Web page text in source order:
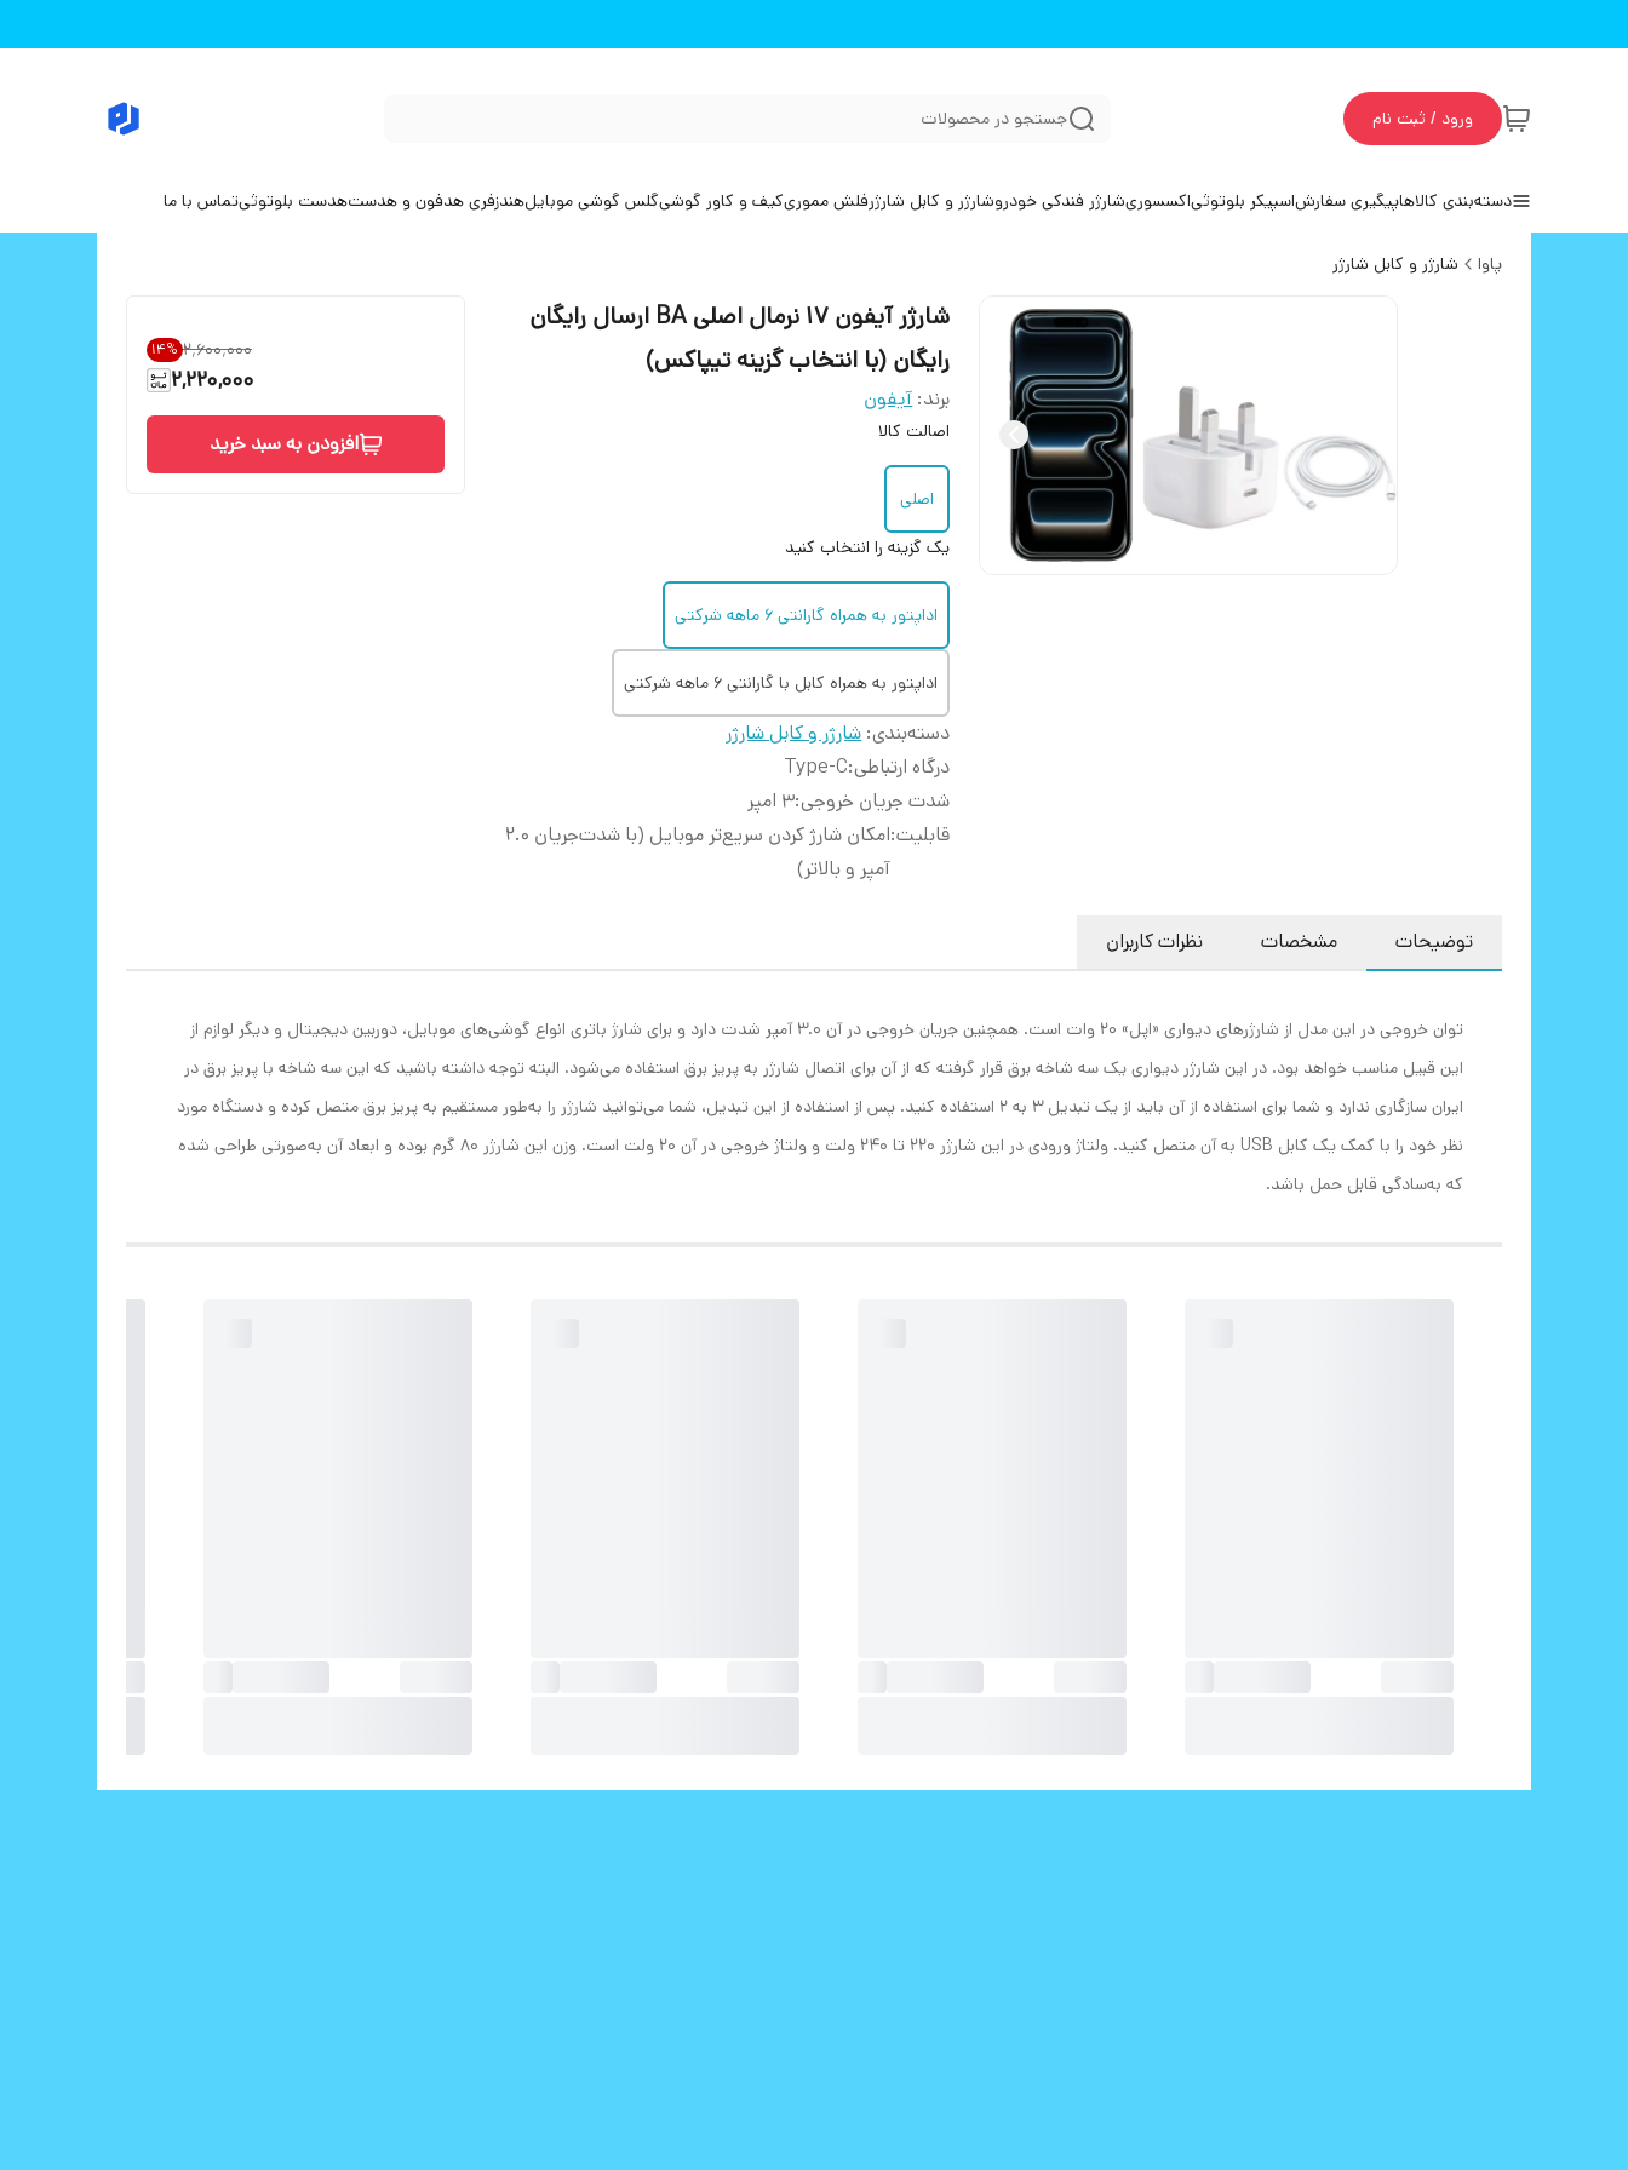
ورود / ثبت نام جستجو در محصولات
دسته‌بندی کالاهاپیگیری سفارشاسپیکر بلوتوثیاکسسوریشارژر فندکی خودروشارژر و کابل شارژرفلش مموریکیف و کاور گوشیگلس گوشی موبایلهندزفری هدفون و هدستهدست بلوتوثیتماس با ما
پاوا شارژر و کابل شارژر
شارژر آیفون 17 نرمال اصلی ‌‌BA ارسال رایگان
رایگان (با انتخاب گزینه تیپاکس)
برند: آیفون
اصالت کالا
اصلی
یک گزینه را انتخاب کنید
اداپتور به همراه گارانتی ۶ ماهه شرکتی
اداپتور به همراه کابل با گارانتی ۶ ماهه شرکتی
دسته‌بندی:شارژر و کابل شارژر
درگاه ارتباطی:
Type-C
شدت جریان خروجی:۳ امپر
قابلیت:
امکان شارژ کردن سریع‌تر موبایل (با شدت‌جریان 2.0
آمپر و بالاتر)
۲٬۶۰۰٬۰۰۰ 14%
2,220,000
افزودن به سبد خرید
توضیحات مشخصات نظرات کاربران
توان خروجی در این مدل از شارژرهای دیواری «اپل» 20 وات است. همچنین جریان خروجی در آن 3.0 آمپر شدت دارد و برای شارژ باتری انواع گوشی‌های موبایل، دوربین دیجیتال و دیگر لوازم از
این قبیل مناسب خواهد بود. در این شارژر دیواری یک سه شاخه برق قرار گرفته که از آن برای اتصال شارژر به پریز برق استفاده می‌شود. البته توجه داشته باشید که این سه شاخه با پریز برق در
ایران سازگاری ندارد و شما برای استفاده از آن باید از یک تبدیل 3 به 2 استفاده کنید. پس از استفاده از این تبدیل، شما می‌توانید شارژر را به‌طور مستقیم به پریز برق متصل کرده و دستگاه مورد
نظر خود را با کمک یک کابل USB به آن متصل کنید. ولتاژ ورودی در این شارژر 220 تا 240 ولت و ولتاژ خروجی در آن 20 ولت است. وزن این شارژر 80 گرم بوده و ابعاد آن به‌صورتی طراحی شده
که به‌سادگی قابل حمل باشد.